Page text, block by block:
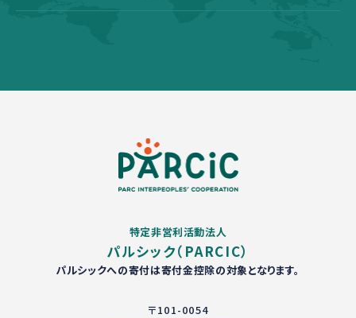
特定非営利活動法人
パルシック（PARCIC）
パルシックへの寄付は寄付金控除の対象となります。
〒101-0054